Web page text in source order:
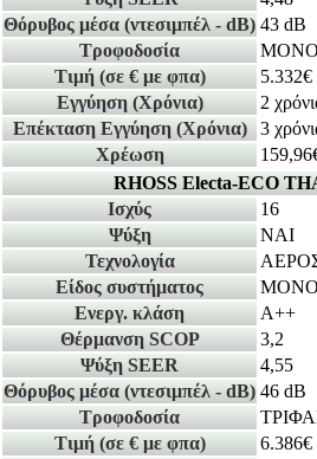
Θόρυβος μέσα (ντεσιμπέλ - dB) 43 dB
Τροφοδοσία
Τιμή (σε € με φπα)
5.332€
Εγγύηση (Χρόνια)
2
Επέκταση Εγγύηση (Χρόνια)
3
Χρέωση
RHOSS Electa-ECO
Ισχύς
16
Ψύξη
ΝΑΙ
Τεχνολογία
Είδος συστήματος
Ενεργ. κλάση
A++
Θέρμανση SCOP
3,2
Ψύξη SEER
4,55
Θόρυβος μέσα (ντεσιμπέλ - dB) 46 dB
Τροφοδοσία
Τιμή (σε € με φπα)
6.386€